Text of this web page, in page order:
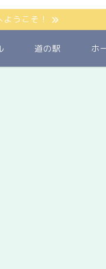
うこそ！
道の駅 ホ